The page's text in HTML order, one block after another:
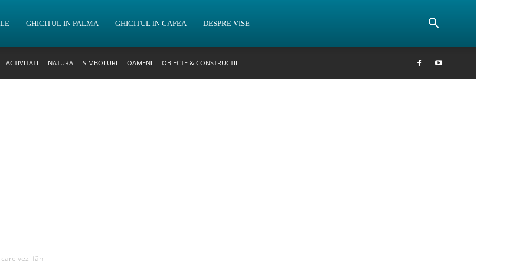
GHICITUL IN PALMA GHICITUL IN CAFEA DESPRE VISE
ACTIVITATI NATURA SIMBOLURI OAMENI OBIECTE & CONSTRUCTII
vezi fân